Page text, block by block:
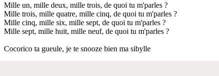
Mille un, mille deux, mille trois, de quoi tu m'parles ?
Mille trois, mille quatre, mille cinq, de quoi tu m'parles ?
Mille cinq, mille six, mille sept, de quoi tu m'parles ?
Mille sept, mille huit, mille neuf, de quoi tu m'parles ?
Cocorico ta gueule, je te snooze bien ma sibylle